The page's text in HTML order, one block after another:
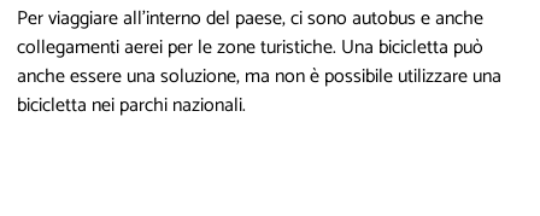
Per viaggiare all'interno del paese, ci sono autobus e anche
collegamenti aerei per le zone turistiche. Una bicicletta può
anche essere una soluzione, ma non è possibile utilizzare una
bicicletta nei parchi nazionali.